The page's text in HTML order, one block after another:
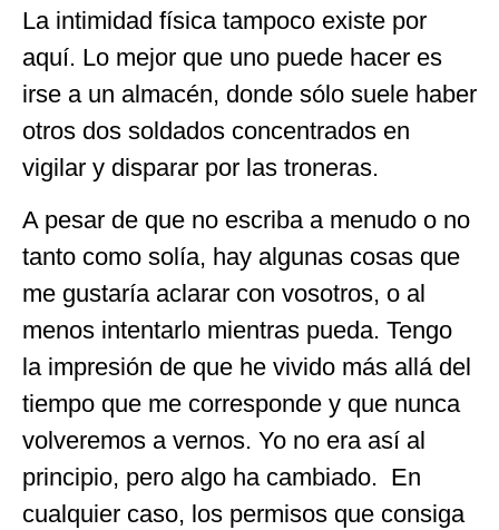
La intimidad física tampoco existe por
aquí. Lo mejor que uno puede hacer es
irse a un almacén, donde sólo suele haber
otros dos soldados concentrados en
vigilar y disparar por las troneras.
A pesar de que no escriba a menudo o no
tanto como solía, hay algunas cosas que
me gustaría aclarar con vosotros, o al
menos intentarlo mientras pueda. Tengo
la impresión de que he vivido más allá del
tiempo que me corresponde y que nunca
volveremos a vernos. Yo no era así al
principio, pero algo ha cambiado. En
cualquier caso, los permisos que consiga